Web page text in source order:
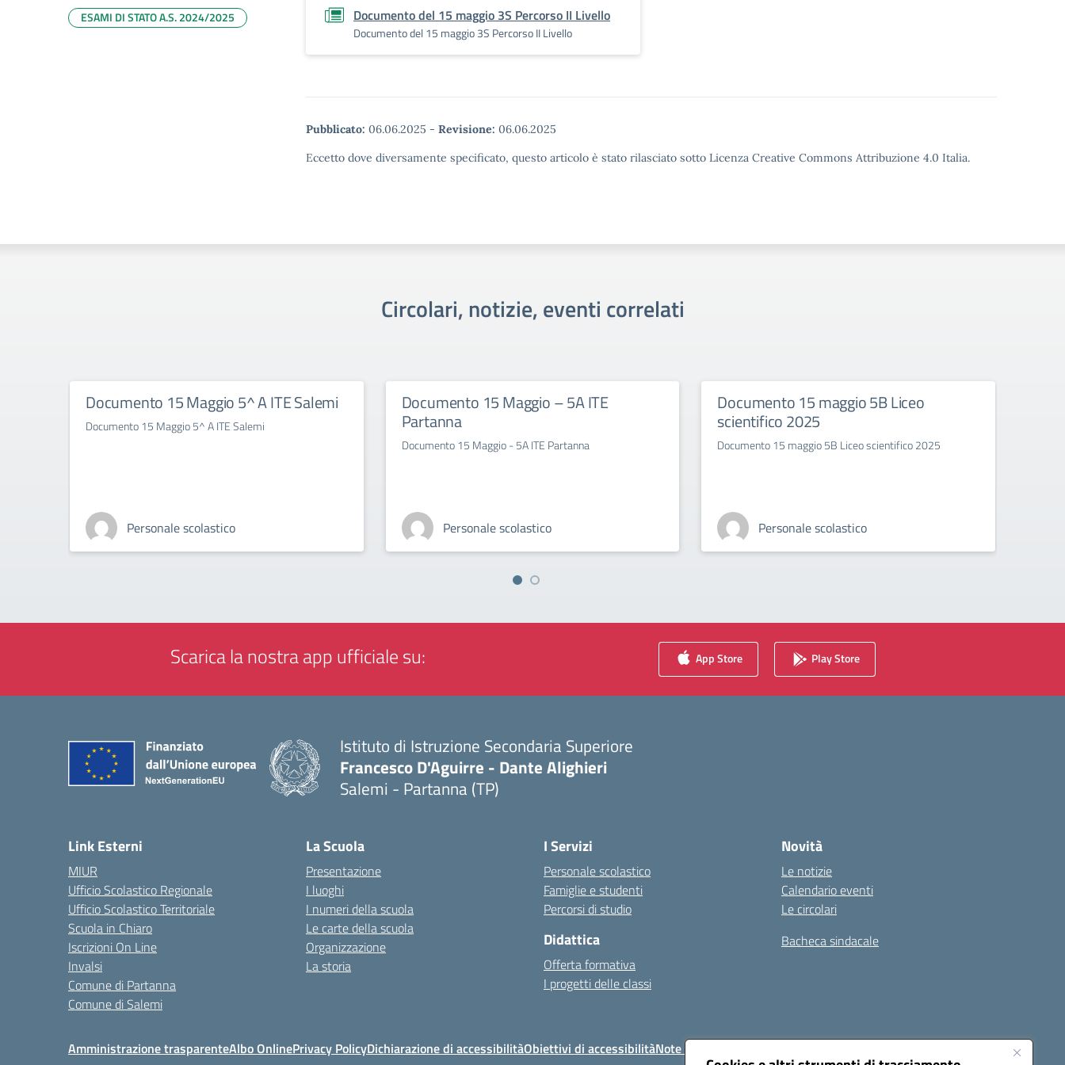
Documento del 15 maggio 3S Percorso II Livello
Documento del 15 maggio 3S Percorso II Livello
Pubblicato: 06.06.2025 - Revisione: 06.06.2025
Eccetto dove diversamente specificato, questo articolo è stato rilasciato sotto Licenza Creative Commons Attribuzione 4.0 Italia.
ESAMI DI STATO A.S. 2024/2025
Circolari, notizie, eventi correlati
Documento 15 Maggio 5^ A ITE Salemi
Documento 15 Maggio 5^ A ITE Salemi
Personale scolastico
Documento 15 Maggio – 5A ITE
Partanna
Documento 15 Maggio - 5A ITE Partanna
Personale scolastico
Documento 15 maggio 5B Liceo
scientifico 2025
Documento 15 maggio 5B Liceo scientifico 2025
Personale scolastico
Scarica la nostra app ufficiale su: App Store Play Store
Istituto di Istruzione Secondaria Superiore
Francesco D'Aguirre - Dante Alighieri
Salemi - Partanna (TP)
Link Esterni
MIUR
Ufficio Scolastico Regionale
Ufficio Scolastico Territoriale
Scuola in Chiaro
Iscrizioni On Line
Invalsi
Comune di Partanna
Comune di Salemi
La Scuola
Presentazione
I luoghi
I numeri della scuola
Le carte della scuola
Organizzazione
La storia
I Servizi
Personale scolastico
Famiglie e studenti
Percorsi di studio
Didattica
Offerta formativa
I progetti delle classi
Novità
Le notizie
Calendario eventi
Le circolari
Bacheca sindacale
Amministrazione trasparenteAlbo OnlinePrivacy PolicyDichiarazione di accessibilitàObiettivi di accessibilitàNote legali Seguici su: